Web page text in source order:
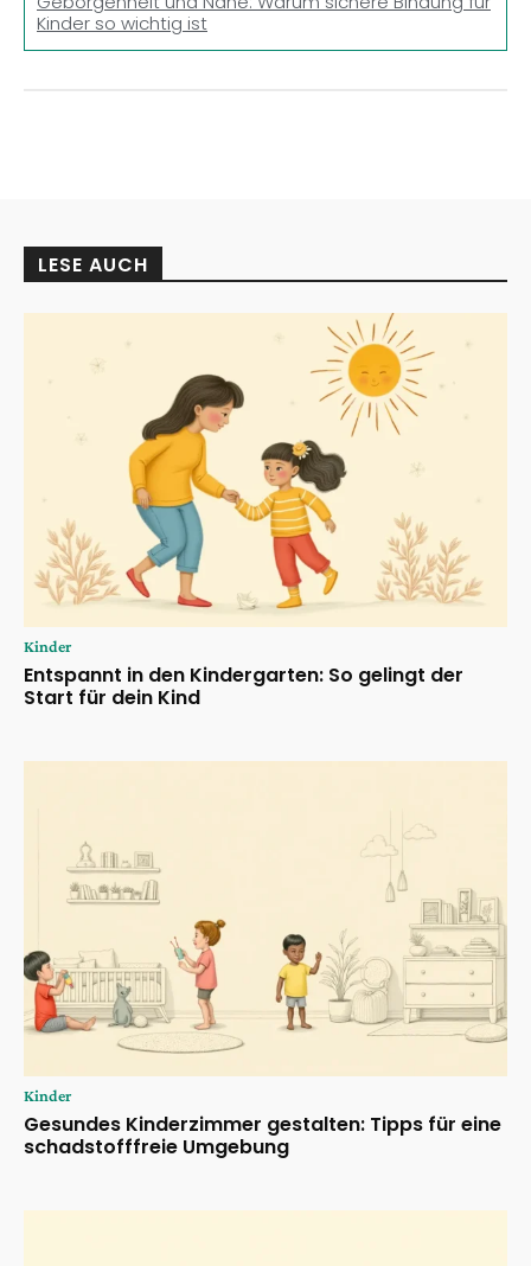
Kinder so wichtig ist
LESE AUCH
Kinder
Entspannt in den Kindergarten: So gelingt der
Start für dein Kind
Kinder
Gesundes Kinderzimmer gestalten: Tipps für eine
schadstofffreie Umgebung